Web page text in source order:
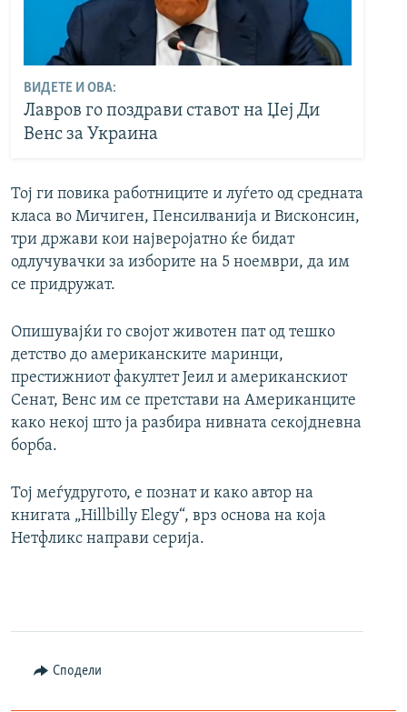
ВИДЕТЕ И ОВА:
Лавров го поздрави ставот на Џеј Ди
Венс за Украина
Тој ги повика работниците и луѓето од средната
класа во Мичиген, Пенсилванија и Висконсин,
три држави кои најверојатно ќе бидат
одлучувачки за изборите на 5 ноември, да им
се придружат.
Опишувајќи го својот животен пат од тешко
детство до американските маринци,
престижниот факултет Јеил и американскиот
Сенат, Венс им се претстави на Американците
како некој што ја разбира нивната секојдневна
борба.
Тој меѓудругото, е познат и како автор на
книгата „Hillbilly Elegy“, врз основа на која
Нетфликс направи серија.
Сподели